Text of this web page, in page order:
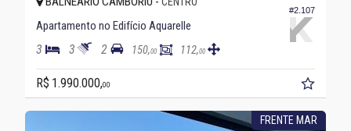
#2.107
Apartamento no Edifício Aquarelle
3 3 2 150,00 112,00
R$ 1.990.000,00
FRENTE MAR